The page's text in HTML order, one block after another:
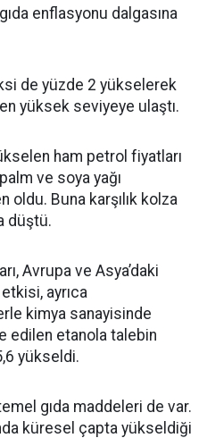
enflasyonu dalgasına
de yüzde 2 yükselerek
yüksek seviyeye ulaştı.
ham petrol fiyatları
ve soya yağı
oldu. Buna karşılık kolza
düştü.
Avrupa ve Asya’daki
ayrıca
kimya sanayisinde
edilen etanola talebin
yükseldi.
gıda maddeleri de var.
küresel çapta yükseldiği